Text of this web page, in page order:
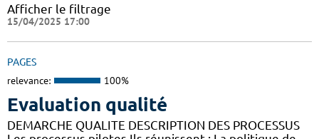
Afficher le filtrage
15/04/2025 17:00
PAGES
relevance: 100%
Evaluation qualité
DEMARCHE QUALITE DESCRIPTION DES PROCESSUS